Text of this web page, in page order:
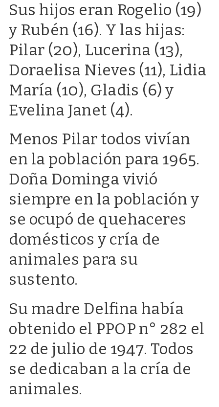
Sus hijos eran Rogelio (19)
y Rubén (16). Y las hijas:
Pilar (20), Lucerina (13),
Doraelisa Nieves (11), Lidia
María (10), Gladis (6) y
Evelina Janet (4).
Menos Pilar todos vivían
en la población para 1965.
Doña Dominga vivió
siempre en la población y
se ocupó de quehaceres
domésticos y cría de
animales para su
sustento.
Su madre Delfina había
obtenido el PPOP n° 282 el
22 de julio de 1947. Todos
se dedicaban a la cría de
animales.